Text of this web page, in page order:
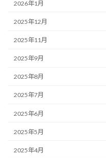
2026年1月
2025年12月
2025年11月
2025年9月
2025年8月
2025年7月
2025年6月
2025年5月
2025年4月